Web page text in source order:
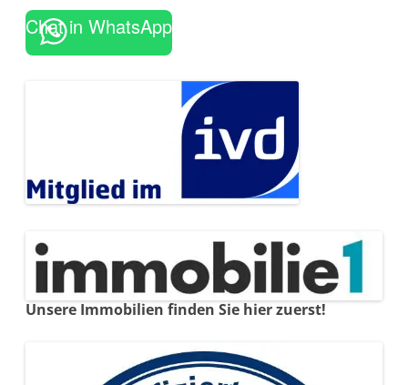
Chat in WhatsApp
Unsere Immobilien finden Sie hier zuerst!